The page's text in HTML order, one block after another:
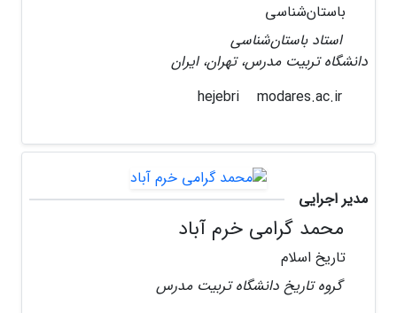
باستان‌شناسی
استاد باستان‌شناسی
دانشگاه تربیت مدرس، تهران، ایران
modares.ac.ir
مدیر اجرایی
محمد گرامی خرم آباد
تاریخ اسلام
گروه تاریخ دانشگاه تربیت مدرس